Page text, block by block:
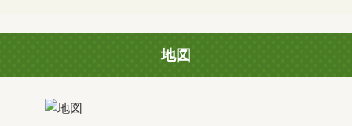
地図